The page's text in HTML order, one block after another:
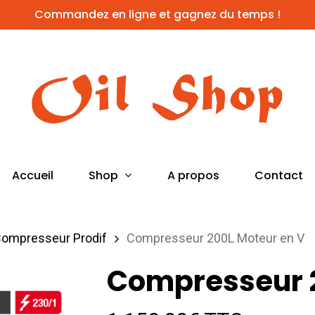
Commandez en ligne et gagnez du temps !
Accueil Shop A propos Contact
Prodif Compresseur 200L Moteur en V
Compresseur